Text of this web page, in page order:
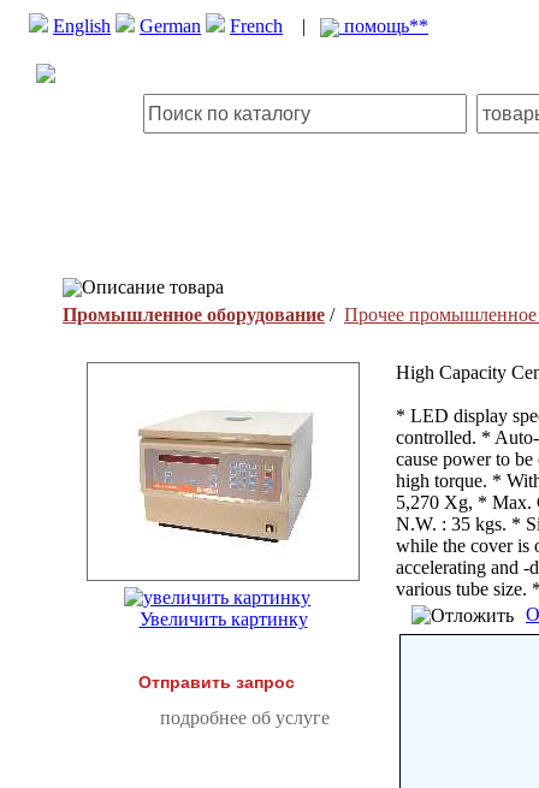
English German French | помощь**
Описание товара
Промышленное оборудование / Прочее промышленное
Увеличить картинку
Отправить запрос
подробнее об услуге
High Capacity
* LED display
controlled. *
cause power to
high torque. *
5,270 Xg, * Max.
N.W. : 35 kgs. *
while the cover is
accelerating and
various tube size.